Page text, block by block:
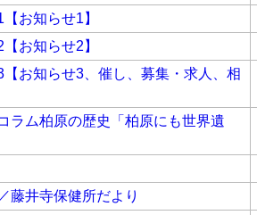
お知らせ1】
お知らせ2】
お知らせ3、催し、募集・求人、相
ラム柏原の歴史「柏原にも世界遺
藤井寺保健所だより